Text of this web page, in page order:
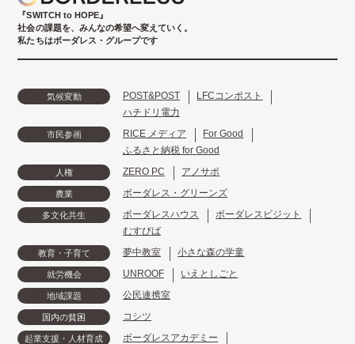
『SWITCH to HOPE』
社会の課題を、みんなの希望へ変えていく。
私たちはボーダレス・グループです
気候変動 POST&POST
LFCコンポスト
ハチドリ電力
市民参画 RICE メディア
For Good
ふるさと納税 for Good
人権 ZERO PC アノサポ
農業 ボーダレス・グリーンズ
多文化共生 ボーダレスハウス
ボーダレスビジット
むすびば
教育・子育て 夢中教室 小さな森の学童
就労機会 UNROOF いえとしごと
地域課題 公民連携室
国内の貧困 コシツ
起業支援・人材育成 ボーダレスアカデミー